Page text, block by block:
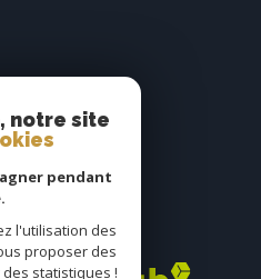
notre site
pendant
l'utilisation des
proposer des
statistiques !